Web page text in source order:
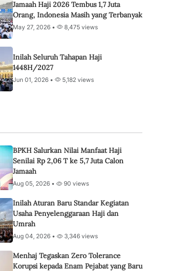
Jamaah Haji 2026 Tembus 1,7 Juta
Orang, Indonesia Masih yang Terbanyak
May 27, 2026 • 8,475 views
Inilah Seluruh Tahapan Haji
1448H/2027
Jun 01, 2026 • 5,182 views
BPKH Salurkan Nilai Manfaat Haji
Senilai Rp 2,06 T ke 5,7 Juta Calon
Jamaah
Aug 05, 2026 • 90 views
Inilah Aturan Baru Standar Kegiatan
Usaha Penyelenggaraan Haji dan
Umrah
Aug 04, 2026 • 3,346 views
Menhaj Tegaskan Zero Tolerance
Korupsi kepada Enam Pejabat yang Baru